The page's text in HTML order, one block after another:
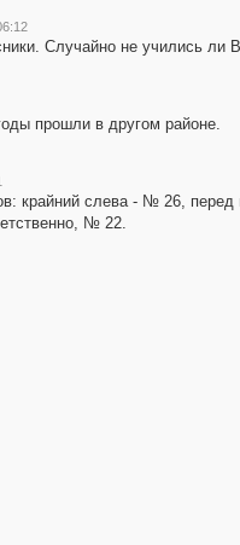
Случайно не учились
прошли в другом районе.
крайний слева - № 26,
№ 22.